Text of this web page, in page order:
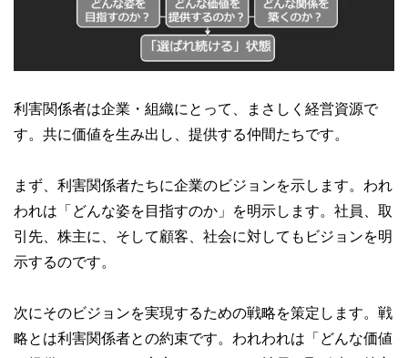
利害関係者は企業・組織にとって、まさしく経営資源で
す。共に価値を生み出し、提供する仲間たちです。
まず、利害関係者たちに企業のビジョンを示します。われ
われは「どんな姿を目指すのか」を明示します。社員、取
引先、株主に、そして顧客、社会に対してもビジョンを明
示するのです。
次にそのビジョンを実現するための戦略を策定します。戦
略とは利害関係者との約束です。われわれは「どんな価値